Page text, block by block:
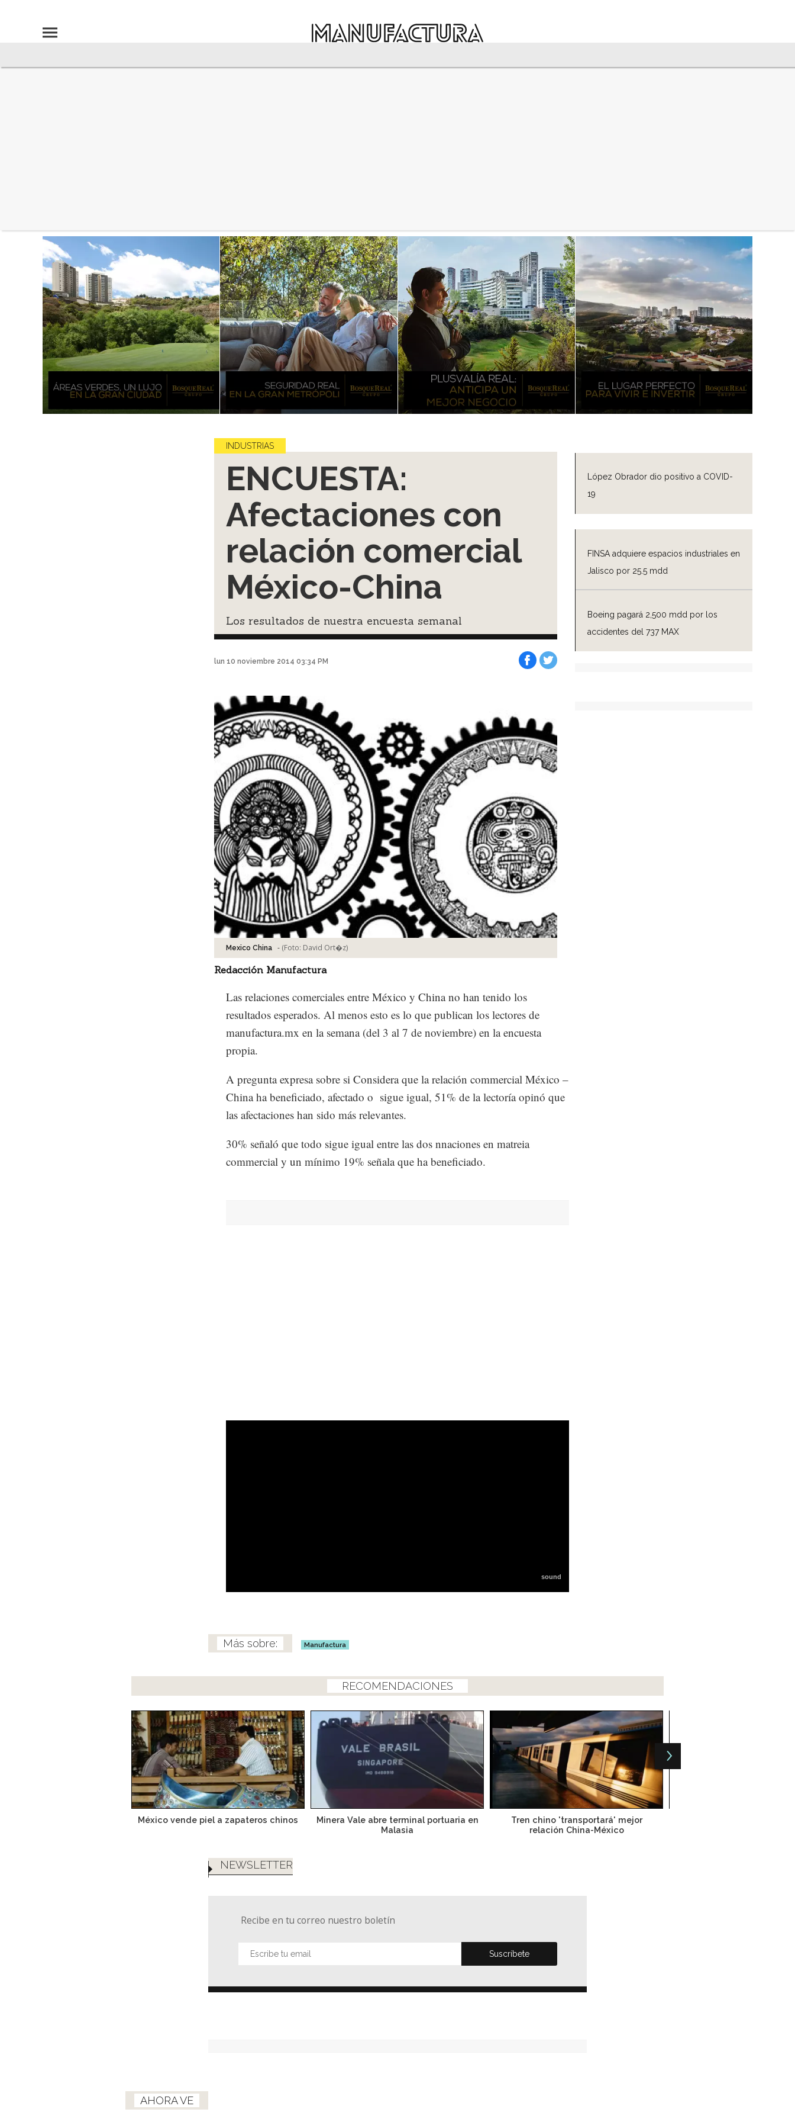
López Obrador dio positivo a COVID-
19
FINSA adquiere espacios industriales en
Jalisco por 25.5 mdd
Boeing pagará 2,500 mdd por los
accidentes del 737 MAX
INDUSTRIAS
ENCUESTA:
Afectaciones con
relación comercial
México-China
Los resultados de nuestra encuesta semanal
lun 10 noviembre 2014 03:34 PM
Mexico China - (Foto: David Ort�z)
Redacción Manufactura
Las relaciones comerciales entre México y China no han tenido los
resultados esperados. Al menos esto es lo que publican los lectores de
manufactura.mx en la semana (del 3 al 7 de noviembre) en la encuesta
propia.
A pregunta expresa sobre si Considera que la relación commercial México –
China ha beneficiado, afectado o sigue igual, 51% de la lectoría opinó que
las afectaciones han sido más relevantes.
30% señaló que todo sigue igual entre las dos nnaciones en matreia
commercial y un mínimo 19% señala que ha beneficiado.
Manufactura
RECOMENDACIONES
México vende piel a zapateros chinos
Minera Vale abre terminal portuaria en
Malasia
Tren chino 'transportará' mejor
relación China-México
NEWSLETTER
Recibe en tu correo nuestro boletín
AHORA VE